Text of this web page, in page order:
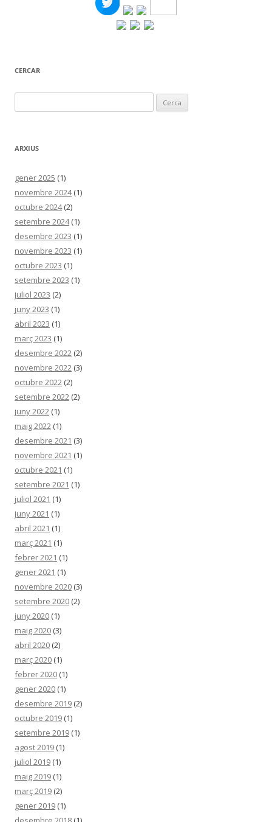
CERCAR
ARXIUS
gener 2025 (1)
novembre 2024(1)
octubre 2024(2)
setembre 2024(1)
desembre 2023 (1)
novembre 2023 (1)
octubre 2023 (1)
setembre 2023 (1)
juliol 2023 (2)
juny 2023 (1)
abril 2023 (1)
març 2023 (1)
desembre 2022 (2)
novembre 2022 (3)
octubre 2022 (2)
setembre 2022 (2)
juny 2022 (1)
maig 2022 (1)
desembre 2021 (3)
novembre 2021 (1)
octubre 2021 (1)
setembre 2021 (1)
juliol 2021 (1)
juny 2021 (1)
abril 2021 (1)
març 2021 (1)
febrer 2021 (1)
gener 2021 (1)
novembre 2020 (3)
setembre 2020 (2)
juny 2020 (1)
maig 2020 (3)
abril 2020 (2)
març 2020 (1)
febrer 2020 (1)
gener 2020 (1)
desembre 2019 (2)
octubre 2019 (1)
setembre 2019 (1)
agost 2019 (1)
juliol 2019 (1)
maig 2019 (1)
març 2019 (2)
gener 2019 (1)